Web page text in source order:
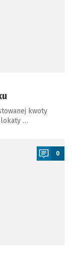
kwoty
lokaty …
0